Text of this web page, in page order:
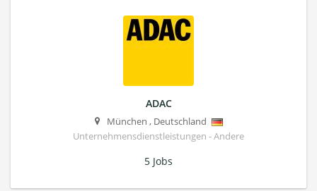
ADAC
München , Deutschland
Unternehmensdienstleistungen - Andere
5 Jobs